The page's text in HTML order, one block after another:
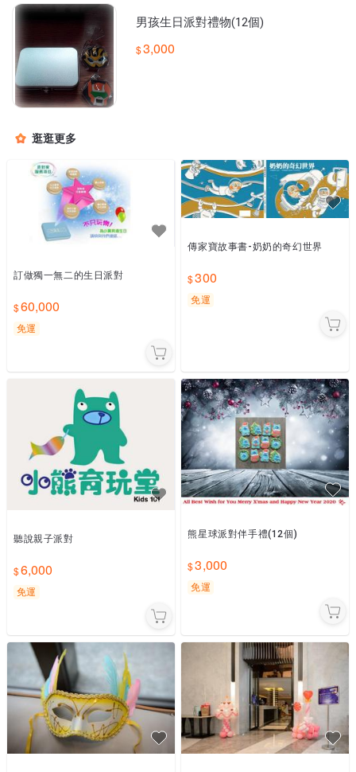
男孩生日派對禮物(12個)
3,000
逛逛更多
訂做獨一無二的生日派對
60,000
免運
傳家寶故事書-奶奶的奇幻世界
300
免運
聽說親子派對
6,000
免運
熊星球派對伴手禮(12個)
3,000
免運